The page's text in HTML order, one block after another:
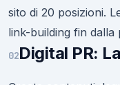
sito di 20 posizioni.
link-building fin dalla
02Digital PR: